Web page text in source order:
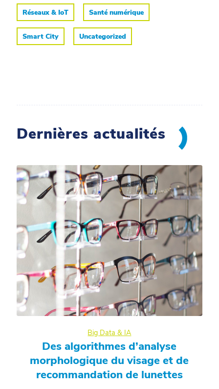
Réseaux & IoT Santé numérique
Smart City Uncategorized
Dernières actualités
Big Data & IA
Des algorithmes d’analyse
morphologique du visage et de
recommandation de lunettes